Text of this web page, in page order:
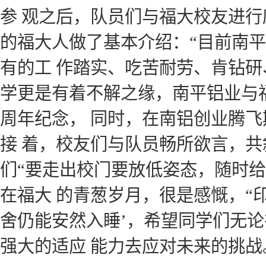
参 观之后，队员们与福大校友进
的福大人做了基本介绍：“目前南
有的工 作踏实、吃苦耐劳、肯钻
学更是有着不解之缘，南平铝业
周年纪念， 同时，在南铝创业腾
接 着，校友们与队员畅所欲言，
们“要走出校门要放低姿态，随时
在福大 的青葱岁月，很是感慨，“
舍仍能安然入睡’，希望同学们无
强大的适应 能力去应对未来的挑战